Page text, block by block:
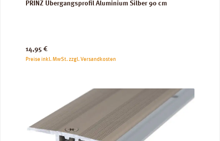
PRINZ Übergangsprofil Aluminium Silber 90 cm
Regulärer Preis:
14,95 €
Preise inkl. MwSt. zzgl. Versandkosten